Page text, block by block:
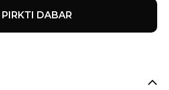
PIRKTI DABAR